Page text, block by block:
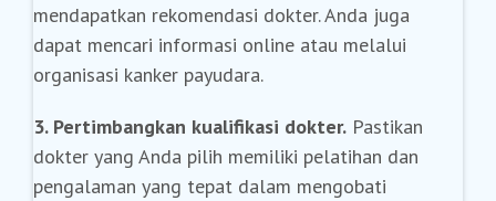
mendapatkan rekomendasi dokter. Anda juga
dapat mencari informasi online atau melalui
organisasi kanker payudara.
3. Pertimbangkan kualifikasi dokter. Pastikan
dokter yang Anda pilih memiliki pelatihan dan
pengalaman yang tepat dalam mengobati